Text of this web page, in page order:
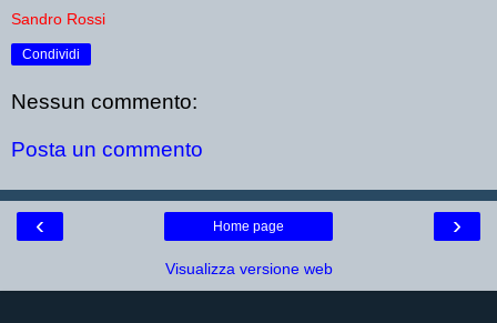
Sandro Rossi
Condividi
Nessun commento:
Posta un commento
‹ ›
Home page
Visualizza versione web